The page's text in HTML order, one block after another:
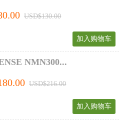
USD$130.00
加入购物车
NMN300...
USD$216.00
加入购物车